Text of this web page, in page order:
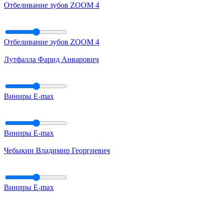
Отбеливание зубов ZOOM 4
Отбеливание зубов ZOOM 4
Лутфалла Фарид Анварович
Виниры E-max
Виниры E-max
Чебыкин Владимир Георгиевич
Виниры E-max